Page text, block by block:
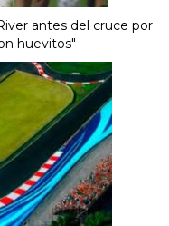
antes del cruce por
huevitos"